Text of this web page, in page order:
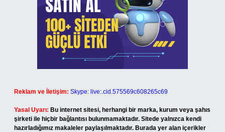
Reklam ve İletişim: Skype: live:.cid.575569c608265c69
Yasal Uyarı: Bu internet sitesi, herhangi bir marka, kurum veya şahıs
şirketi ile hiçbir bağlantısı bulunmamaktadır. Sitede yalnızca kendi
hazırladığımız makaleler paylaşılmaktadır. Burada yer alan içerikler